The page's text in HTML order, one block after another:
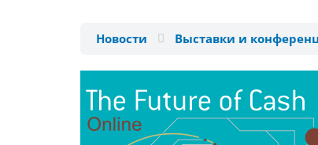
Новости Выставки и